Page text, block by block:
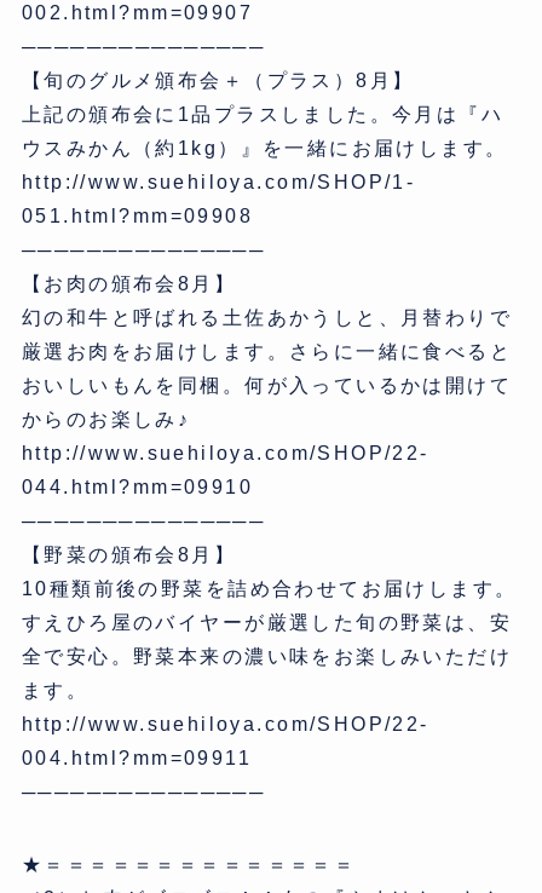
002.html?mm=09907
───────────────
【旬のグルメ頒布会＋（プラス）8月】
上記の頒布会に1品プラスしました。今月は『ハ
ウスみかん（約1kg）』を一緒にお届けします。
http://www.suehiloya.com/SHOP/1-
051.html?mm=09908
───────────────
【お肉の頒布会8月】
幻の和牛と呼ばれる土佐あかうしと、月替わりで
厳選お肉をお届けします。さらに一緒に食べると
おいしいもんを同梱。何が入っているかは開けて
からのお楽しみ♪
http://www.suehiloya.com/SHOP/22-
044.html?mm=09910
───────────────
【野菜の頒布会8月】
10種類前後の野菜を詰め合わせてお届けします。
すえひろ屋のバイヤーが厳選した旬の野菜は、安
全で安心。野菜本来の濃い味をお楽しみいただけ
ます。
http://www.suehiloya.com/SHOP/22-
004.html?mm=09911
───────────────
★＝＝＝＝＝＝＝＝＝＝＝＝＝＝